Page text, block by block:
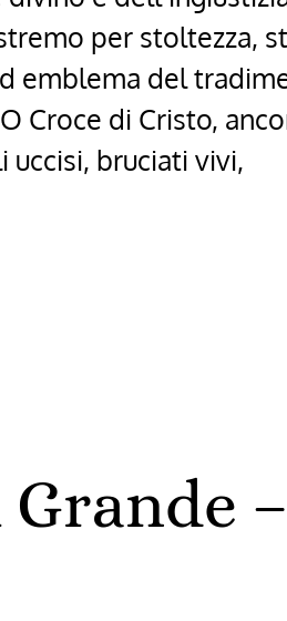
per stoltezza,
emblema del
Croce di Cristo,
bruciati vivi,